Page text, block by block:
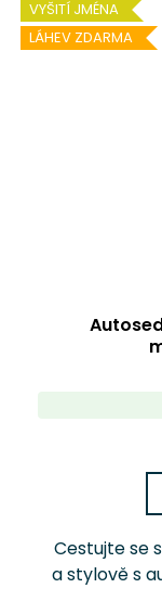
VYŠITÍ JMÉNA
LÁHEV ZDARMA
Cestujte se
a stylově s